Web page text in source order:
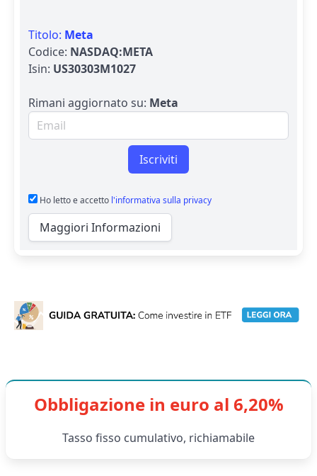
Titolo: Meta
Codice: NASDAQ:META
Isin: US30303M1027
Rimani aggiornato su: Meta
Email per newsletter
Iscriviti
Ho letto e accetto l'informativa sulla privacy
Maggiori Informazioni
Obbligazione in euro al 6,20%
Tasso fisso cumulativo, richiamabile